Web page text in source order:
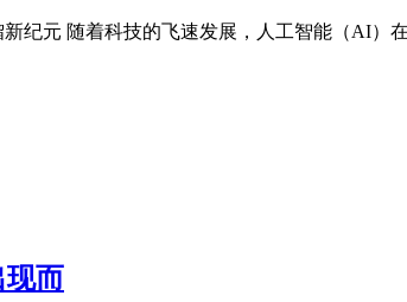
纪元 随着科技的飞速发展，人工智能（AI）
现而